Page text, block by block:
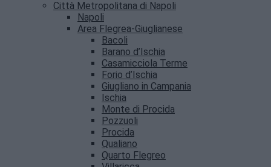
Città Metropolitana di Napoli
Napoli
Area Flegrea-Giuglianese
Bacoli
Barano d’Ischia
Casamicciola Terme
Forio d’Ischia
Giugliano in Campania
Ischia
Monte di Procida
Pozzuoli
Procida
Qualiano
Quarto Flegreo